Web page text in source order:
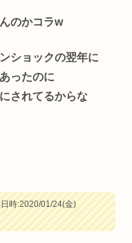
のかコラw
ショックの翌年に
ったのに
されてるからな
時:2020/01/24(金)